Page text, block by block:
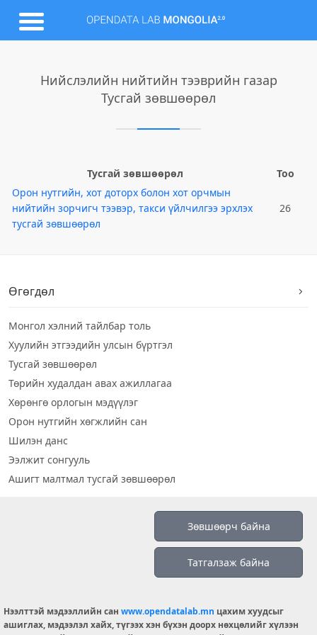
Нийслэлийн нийтийн тээврийн газар
Тусгай зөвшөөрөл
Тусгай зөвшөөрөл
Тоо
Орон нутгийн, хот доторх болон хот орчмын
нийтийн зорчигч тээвэр, такси үйлчилгээ эрхлэх
тусгай зөвшөөрөл
26
Өгөгдөл
Монгол хэлний тайлбар толь
Хуулийн этгээдийн улсын бүртгэл
Тусгай зөвшөөрөл
Төрийн худалдан авах ажиллагаа
Хөрөнгө орлогын мэдүүлэг
Орон нутгийн хөгжлийн сан
Шилэн данс
Ээлжит сонгууль
Ашигт малтмал тусгай зөвшөөрөл
info@opendatalab.mn
Зөвшөөрч байна
Татгалзаж байна
Нээлттэй мэдээллийн сан www.opendatalab.mn цахим хуудсыг
ашиглах, мэдээлэл хайх, түгээх хэн бүхэн доорх нөхцөлийг хүлээн